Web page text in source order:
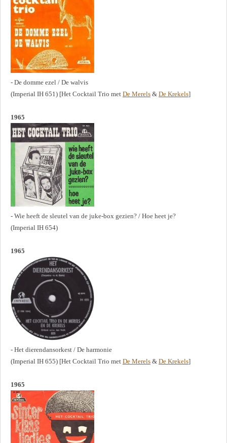
- De domme ezel / De walvis
(Imperial IH 651) [Het Cocktail Trio met De Merels & De Krekels]
1965
- Wie heeft de sleutel van de juke-box gezien? / Hoe heet je?
(Imperial IH 654)
1965
- Het dierendansorkest / De harmonie
(Imperial IH 655) [Het Cocktail Trio met De Merels & De Krekels]
1965